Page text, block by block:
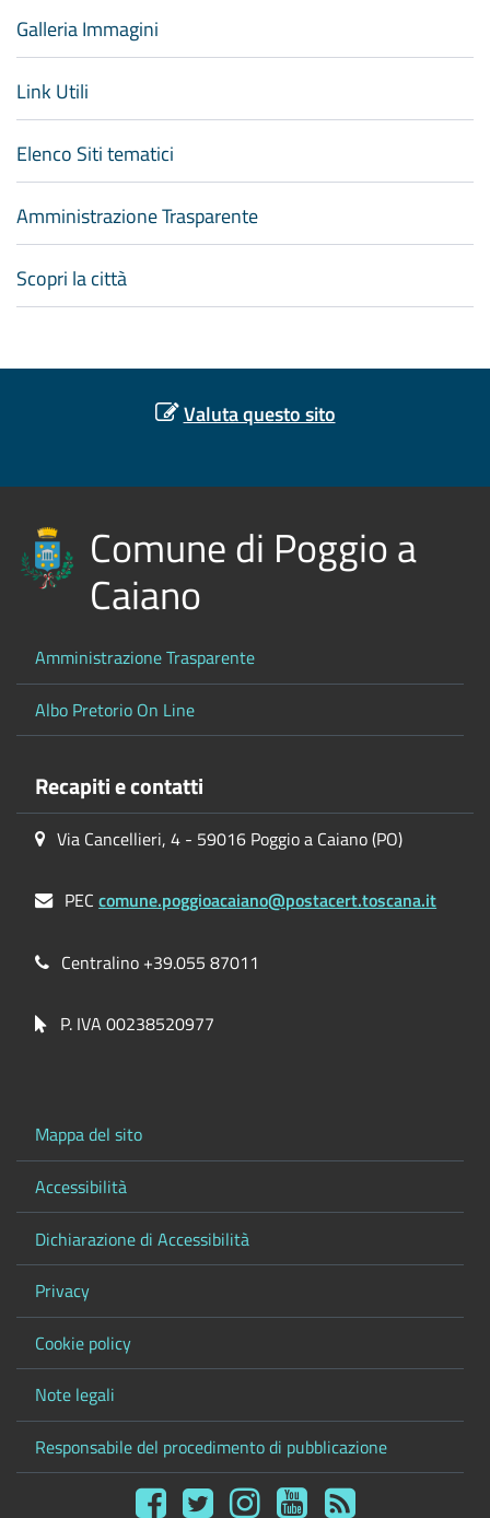
Galleria Immagini
Link Utili
Elenco Siti tematici
Amministrazione Trasparente
Scopri la città
Valuta questo sito
Comune di Poggio a
Caiano
Amministrazione Trasparente
Albo Pretorio On Line
Recapiti e contatti
Via Cancellieri, 4 - 59016 Poggio a Caiano (PO)
PECcomune.poggioacaiano@postacert.toscana.it
Centralino +39.055 87011
P. IVA 00238520977
Mappa del sito
Accessibilità
Dichiarazione di Accessibilità
Privacy
Cookie policy
Note legali
Responsabile del procedimento di pubblicazione